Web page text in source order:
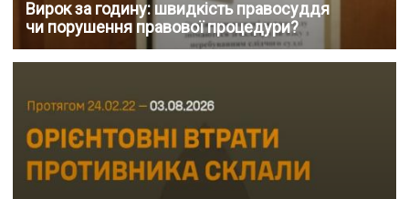
Вирок за годину: швидкість правосуддя
чи порушення правової процедури?